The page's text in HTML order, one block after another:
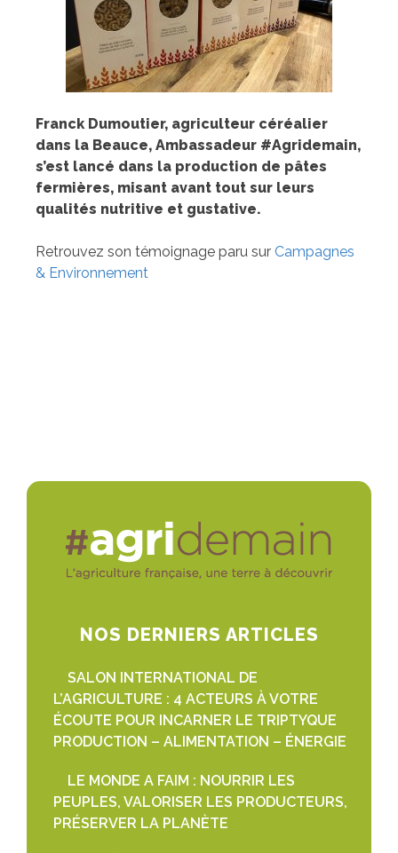
Franck Dumoutier, agriculteur céréalier
dans la Beauce, Ambassadeur #Agridemain,
s’est lancé dans la production de pâtes
fermières, misant avant tout sur leurs
qualités nutritive et gustative.
Retrouvez son témoignage paru sur Campagnes
& Environnement
NOS DERNIERS ARTICLES
SALON INTERNATIONAL DE
L’AGRICULTURE : 4 ACTEURS À VOTRE
ÉCOUTE POUR INCARNER LE TRIPTYQUE
PRODUCTION – ALIMENTATION – ÉNERGIE
LE MONDE A FAIM : NOURRIR LES
PEUPLES, VALORISER LES PRODUCTEURS,
PRÉSERVER LA PLANÈTE